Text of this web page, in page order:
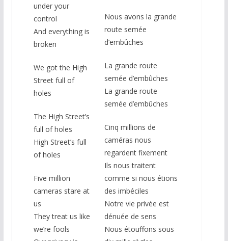
under your
control
And everything is
broken
We got the High
Street full of
holes
The High Street’s
full of holes
High Street’s full
of holes
Five million
cameras stare at
us
They treat us like
we’re fools
Nous avons la grande
route semée
d’embûches
La grande route
semée d’embûches
La grande route
semée d’embûches
Cinq millions de
caméras nous
regardent fixement
Ils nous traitent
comme si nous étions
des imbéciles
Notre vie privée est
dénuée de sens
Nous étouffons sous